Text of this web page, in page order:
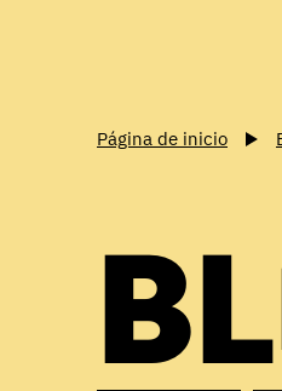
Página de inicio